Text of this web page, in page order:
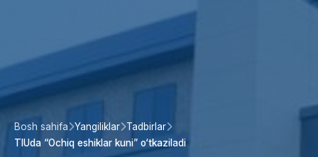
Bosh sahifa Yangiliklar
Tadbirlar
TIUda “Ochiq eshiklar kuni” o‘tkaziladi